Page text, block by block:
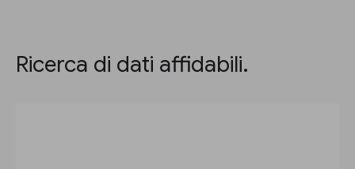
Ricerca di dati affidabili.